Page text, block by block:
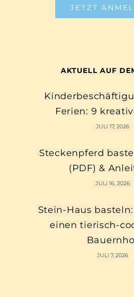
JETZT
AKTUELL AUF
Ferien: 9
JULI 17, 2026
Steckenpferd
(PDF) &
JULI 16, 2026
Stein-Haus
einen tierisch-
JULI 7, 2026